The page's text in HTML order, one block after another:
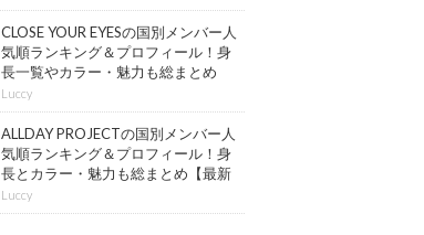
CLOSE YOUR EYESの国別メンバー人
気順ランキング＆プロフィール！身
長一覧やカラー・魅力も総まとめ
【最新版】
Luccy
ALLDAY PROJECTの国別メンバー人
気順ランキング＆プロフィール！身
長とカラー・魅力も総まとめ【最新
版】
Luccy